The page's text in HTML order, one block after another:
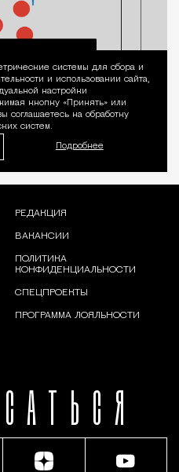
Уведомление
системы для сбора и
и использовании сайта,
настройки
кнопку «Принять» или
соглашаетесь на обработку
систем.
Подробнее
РЕДАКЦИЯ
ВАКАНСИИ
ПОЛИТИКА
КОНФИДЕНЦИАЛЬНОСТИ
СПЕЦПРОЕКТЫ
ПРОГРАММА ЛОЯЛЬНОСТИ